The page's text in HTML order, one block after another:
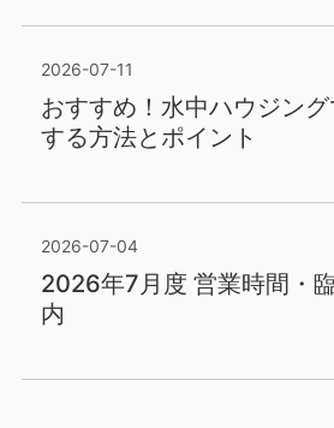
2026-07-11
おすすめ！水中ハウジン
する方法とポイント
2026-07-04
2026年7月度 営業時間・
内